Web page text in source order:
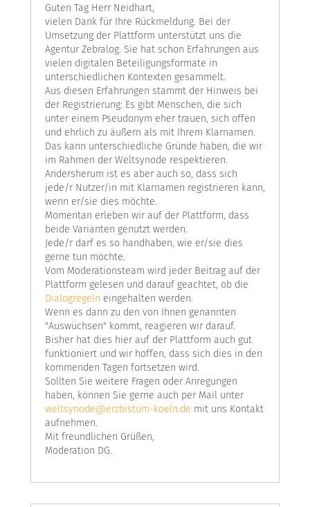
Guten Tag Herr Neidhart,
vielen Dank für Ihre Rückmeldung. Bei der
Umsetzung der Plattform unterstützt uns die
Agentur Zebralog. Sie hat schon Erfahrungen aus
vielen digitalen Beteiligungsformate in
unterschiedlichen Kontexten gesammelt.
Aus diesen Erfahrungen stammt der Hinweis bei
der Registrierung: Es gibt Menschen, die sich
unter einem Pseudonym eher trauen, sich offen
und ehrlich zu äußern als mit Ihrem Klarnamen.
Das kann unterschiedliche Gründe haben, die wir
im Rahmen der Weltsynode respektieren.
Andersherum ist es aber auch so, dass sich
jede/r Nutzer/in mit Klarnamen registrieren kann,
wenn er/sie dies möchte.
Momentan erleben wir auf der Plattform, dass
beide Varianten genutzt werden.
Jede/r darf es so handhaben, wie er/sie dies
gerne tun möchte.
Vom Moderationsteam wird jeder Beitrag auf der
Plattform gelesen und darauf geachtet, ob die
Dialogregeln eingehalten werden.
Wenn es dann zu den von Ihnen genannten
"Auswüchsen" kommt, reagieren wir darauf.
Bisher hat dies hier auf der Plattform auch gut
funktioniert und wir hoffen, dass sich dies in den
kommenden Tagen fortsetzen wird.
Sollten Sie weitere Fragen oder Anregungen
haben, können Sie gerne auch per Mail unter
weltsynode@erzbistum-koeln.de mit uns Kontakt
aufnehmen.
Mit freundlichen Grüßen,
Moderation DG.